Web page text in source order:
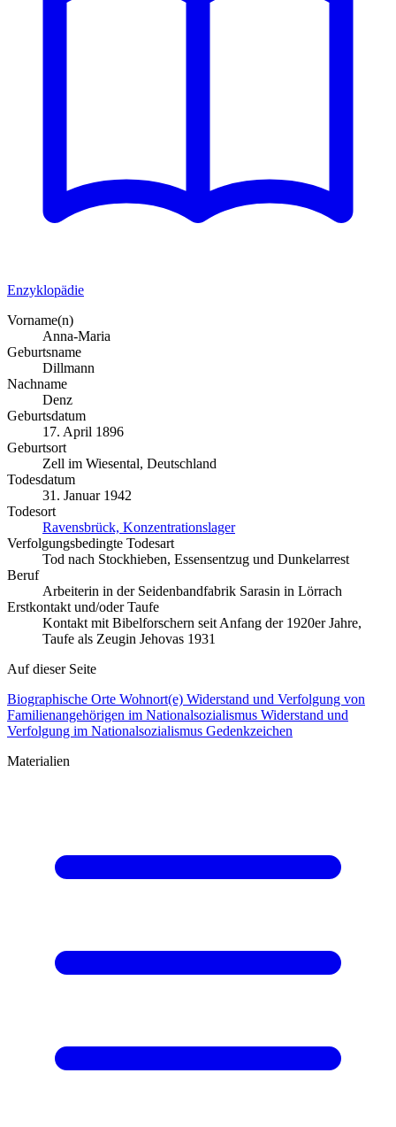
Enzyklopädie
Vorname(n)
Anna-Maria
Geburtsname
Dillmann
Nachname
Denz
Geburtsdatum
17. April 1896
Geburtsort
Zell im Wiesental, Deutschland
Todesdatum
31. Januar 1942
Todesort
Ravensbrück, Konzentrationslager
Verfolgungsbedingte Todesart
Tod nach Stockhieben, Essensentzug und Dunkelarrest
Beruf
Arbeiterin in der Seidenbandfabrik Sarasin in Lörrach
Erstkontakt und/oder Taufe
Kontakt mit Bibelforschern seit Anfang der 1920er Jahre,
Taufe als Zeugin Jehovas 1931
Auf dieser Seite
Biographische Orte Wohnort(e) Widerstand und Verfolgung von
Familienangehörigen im Nationalsozialismus Widerstand und
Verfolgung im Nationalsozialismus Gedenkzeichen
Materialien